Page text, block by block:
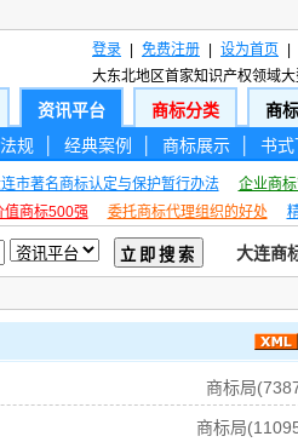
登录 免费注册 设为首页
大东北地区首家知识产权领域
资讯平台 商标分类 商
规 经典案例 商标展示 书式
市著名商标认定与保护暂行办法 企业商
值商标500强 委托商标代理组织的好处
大连商
商标局
商标局